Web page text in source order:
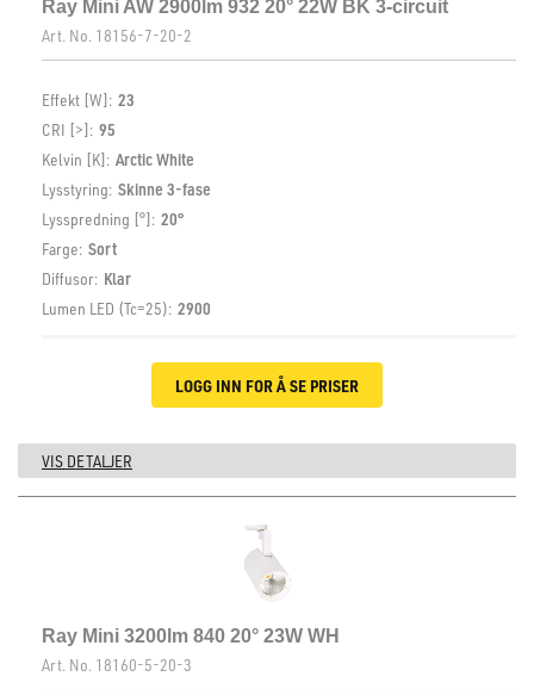
Ray Mini AW 2900lm 932 20° 22W BK 3-circuit
Art. No. 18156-7-20-2
Effekt [W]: 23
CRI [>]: 95
Kelvin [K]: Arctic White
Lysstyring: Skinne 3-fase
Lysspredning [°]: 20°
Farge: Sort
Diffusor: Klar
Lumen LED (Tc=25): 2900
LOGG INN FOR Å SE PRISER
VIS DETALJER
Ray Mini 3200lm 840 20° 23W WH
Art. No. 18160-5-20-3